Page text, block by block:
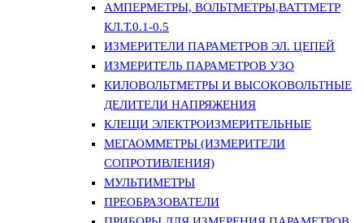
АМПЕРМЕТРЫ, ВОЛЬТМЕТРЫ,ВАТТМЕТР
КЛ.Т.0.1-0.5
ИЗМЕРИТЕЛИ ПАРАМЕТРОВ ЭЛ. ЦЕПЕЙ
ИЗМЕРИТЕЛЬ ПАРАМЕТРОВ УЗО
КИЛОВОЛЬТМЕТРЫ И ВЫСОКОВОЛЬТНЫЕ
ДЕЛИТЕЛИ НАПРЯЖЕНИЯ
КЛЕЩИ ЭЛЕКТРОИЗМЕРИТЕЛЬНЫЕ
МЕГАОММЕТРЫ (ИЗМЕРИТЕЛИ
СОПРОТИВЛЕНИЯ)
МУЛЬТИМЕТРЫ
ПРЕОБРАЗОВАТЕЛИ